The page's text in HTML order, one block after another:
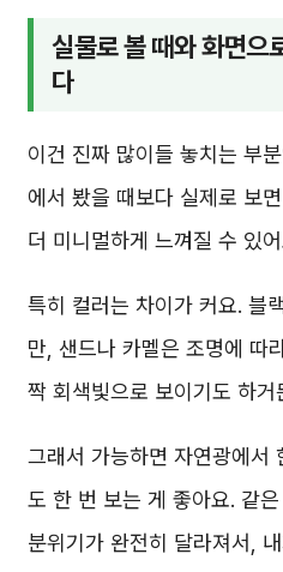
실물로 볼 때와 화면으
다
이건 진짜 많이들 놓치는 부
에서 봤을 때보다 실제로 보
더 미니멀하게 느껴질 수 있
특히 컬러는 차이가 커요. 블
만, 샌드나 카멜은 조명에 따
짝 회색빛으로 보이기도 하거
그래서 가능하면 자연광에서
도 한 번 보는 게 좋아요. 같
분위기가 완전히 달라져서,